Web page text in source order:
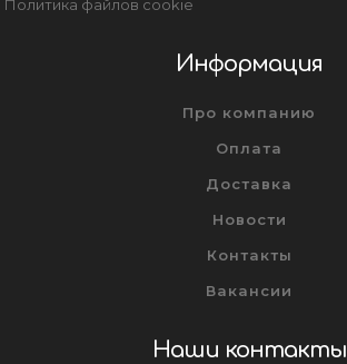
Политика файлов cookie
Информация
Про компанию
Оплата
Доставка
Новости
Контакты
Вакансии
Наши контакты